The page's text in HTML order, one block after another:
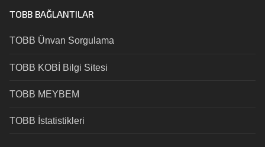
TOBB BAĞLANTILAR
TOBB Ünvan Sorgulama
TOBB KOBİ Bilgi Sitesi
TOBB MEYBEM
TOBB İstatistikleri